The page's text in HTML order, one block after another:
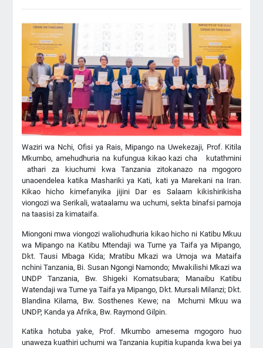
Waziri wa Nchi, Ofisi ya Rais, Mipango na Uwekezaji, Prof. Kitila
Mkumbo, amehudhuria na kufungua kikao kazi cha kutathmini
athari za kiuchumi kwa Tanzania zitokanazo na mgogoro
unaoendelea katika Mashariki ya Kati, kati ya Marekani na Iran.
Kikao hicho kimefanyika jijini Dar es Salaam kikishirikisha
viongozi wa Serikali, wataalamu wa uchumi, sekta binafsi pamoja
na taasisi za kimataifa.
Miongoni mwa viongozi waliohudhuria kikao hicho ni Katibu Mkuu
wa Mipango na Katibu Mtendaji wa Tume ya Taifa ya Mipango,
Dkt. Tausi Mbaga Kida; Mratibu Mkazi wa Umoja wa Mataifa
nchini Tanzania, Bi. Susan Ngongi Namondo; Mwakilishi Mkazi wa
UNDP Tanzania, Bw. Shigeki Komatsubara; Manaibu Katibu
Watendaji wa Tume ya Taifa ya Mipango, Dkt. Mursali Milanzi; Dkt.
Blandina Kilama, Bw. Sosthenes Kewe; na Mchumi Mkuu wa
UNDP, Kanda ya Afrika, Bw. Raymond Gilpin.
Katika hotuba yake, Prof. Mkumbo amesema mgogoro huo
unaweza kuathiri uchumi wa Tanzania kupitia kupanda kwa bei ya